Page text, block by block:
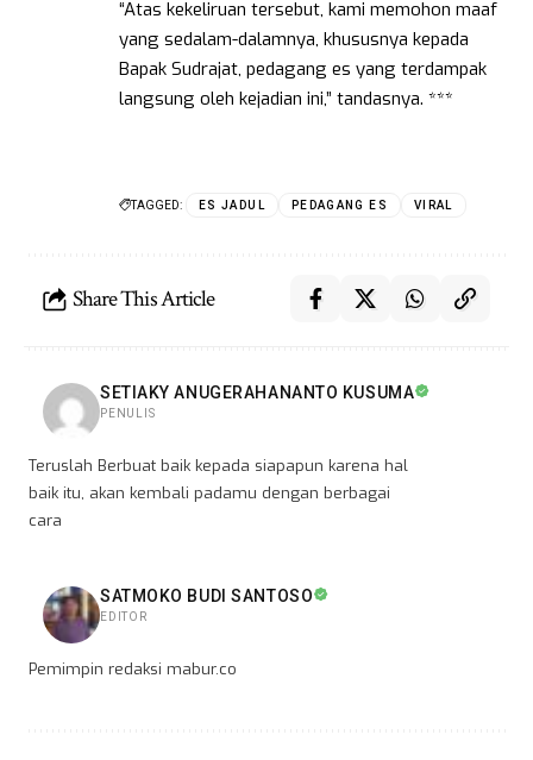
“Atas kekeliruan tersebut, kami memohon maaf
yang sedalam-dalamnya, khususnya kepada
Bapak Sudrajat, pedagang es yang terdampak
langsung oleh kejadian ini,” tandasnya. ***
TAGGED: ES JADUL PEDAGANG ES VIRAL
Share This Article
SETIAKY ANUGERAHANANTO KUSUMA
PENULIS
Teruslah Berbuat baik kepada siapapun karena hal
baik itu, akan kembali padamu dengan berbagai
cara
SATMOKO BUDI SANTOSO
EDITOR
Pemimpin redaksi mabur.co